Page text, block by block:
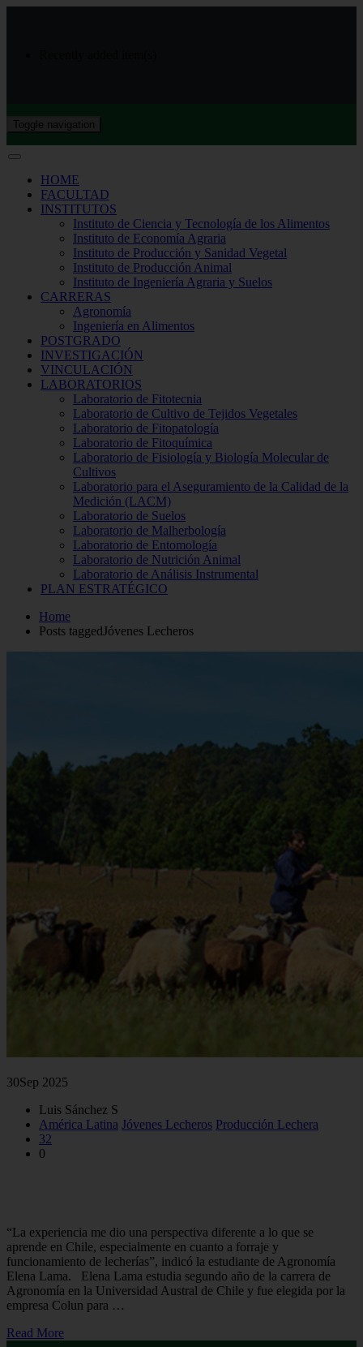
Toggle navigation
HOME
FACULTAD
INSTITUTOS
Instituto de Ciencia y Tecnología de los Alimentos
Instituto de Economía Agraria
Instituto de Producción y Sanidad Vegetal
Instituto de Producción Animal
Instituto de Ingeniería Agraria y Suelos
CARRERAS
Agronomía
Ingeniería en Alimentos
POSTGRADO
INVESTIGACIÓN
VINCULACIÓN
LABORATORIOS
Laboratorio de Fitotecnia
Laboratorio de Cultivo de Tejidos Vegetales
Laboratorio de Fitopatología
Laboratorio de Fitoquímica
Laboratorio de Fisiología y Biología Molecular de
Cultivos
Laboratorio para el Aseguramiento de la Calidad de la
Medición (LACM)
Laboratorio de Suelos
Laboratorio de Malherbología
Laboratorio de Entomología
Laboratorio de Nutrición Animal
Laboratorio de Análisis Instrumental
PLAN ESTRATÉGICO
Home
Posts taggedJóvenes Lecheros
30Sep 2025
Luis Sánchez S
América Latina Jóvenes Lecheros Producción Lechera
32
0
“La experiencia me dio una perspectiva diferente a lo que se
aprende en Chile, especialmente en cuanto a forraje y
funcionamiento de lecherías”, indicó la estudiante de Agronomía
Elena Lama. Elena Lama estudia segundo año de la carrera de
Agronomía en la Universidad Austral de Chile y fue elegida por la
empresa Colun para …
Read More